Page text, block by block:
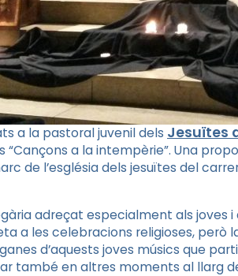
a la pastoral juvenil dels Jesuïtes
a la intempèrie”. Una
de l’església dels jesuïtes del
adreçat especialment als joves
a les celebracions religioses, però
d’aquests joves músics que
també en altres moments al llarg